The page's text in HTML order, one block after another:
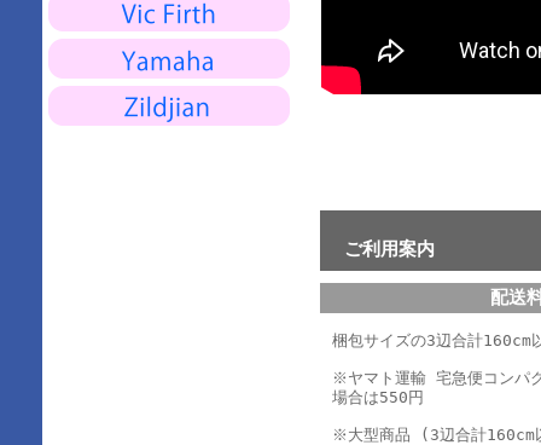
ご利用案内
配送
梱包サイズの3辺合計
※ヤマト運輸 宅急便コンパ
場合は550円
※大型商品 (3辺合計160cm